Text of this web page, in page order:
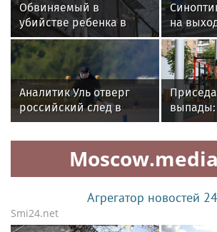
Обвиняемый в
убийстве ребенка в
Петербурге Жилкин
содержится в
одиночной камере
на
и
Аналитик Уль отверг
российский след в
инциденте с БПЛА в
аэропорту Лейпцига
выпады:
разминки
Moscow.media
Агрегатор новостей
Smi24.net